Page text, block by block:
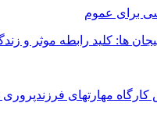
برای عموم
ها: کلید رابطه موثر و
کارگاه مهارتهای